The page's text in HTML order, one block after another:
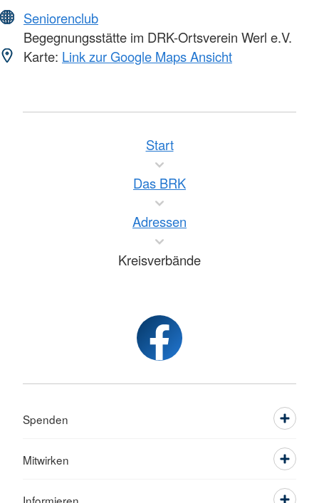
Seniorenclub
Begegnungsstätte im DRK-Ortsverein Werl e.V.
Karte: Link zur Google Maps Ansicht
Start
Das BRK
Adressen
Kreisverbände
Spenden
Mitwirken